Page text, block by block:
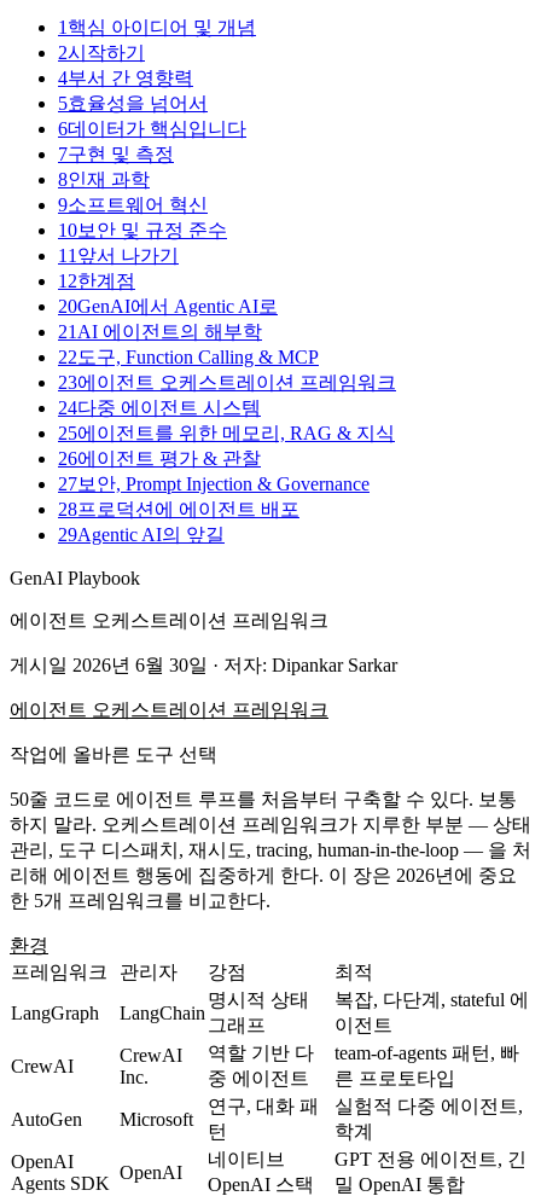
1 핵심 아이디어 및 개념
2시작하기
4부서 간 영향력
5효율성을 넘어서
6데이터가 핵심입니다
7구현 및 측정
8인재 과학
9소프트웨어 혁신
10보안 및 규정 준수
11 앞서 나가기
12한계점
20GenAI에서 Agentic AI로
21 AI 에이전트의 해부학
22도구, Function Calling & MCP
23에이전트 오케스트레이션 프레임워크
24다중 에이전트 시스템
25에이전트를 위한 메모리, RAG & 지식
26에이전트 평가 & 관찰
27보안, Prompt Injection & Governance
28프로덕션에 에이전트 배포
29Agentic AI의 앞길
GenAI Playbook
에이전트 오케스트레이션 프레임워크
게시일 2026년 6월 30일 · 저자: Dipankar Sarkar
에이전트 오케스트레이션 프레임워크
작업에 올바른 도구 선택
50줄 코드로 에이전트 루프를 처음부터 구축할 수 있다. 보통
하지 말라. 오케스트레이션 프레임워크가 지루한 부분 — 상태
관리, 도구 디스패치, 재시도, tracing, human-in-the-loop — 을 처
리해 에이전트 행동에 집중하게 한다. 이 장은 2026년에 중요
한 5개 프레임워크를 비교한다.
환경
프레임워크
관리자 강점
최적
LangGraph
LangChain
명시적 상태
그래프
복잡, 다단계, stateful 에
이전트
CrewAI
CrewAI
Inc.
역할 기반 다
중 에이전트
team-of-agents 패턴, 빠
른 프로토타입
AutoGen
Microsoft
연구, 대화 패
턴
실험적 다중 에이전트,
학계
OpenAI
Agents SDK
OpenAI
네이티브
OpenAI 스택
GPT 전용 에이전트, 긴
밀 OpenAI 통합